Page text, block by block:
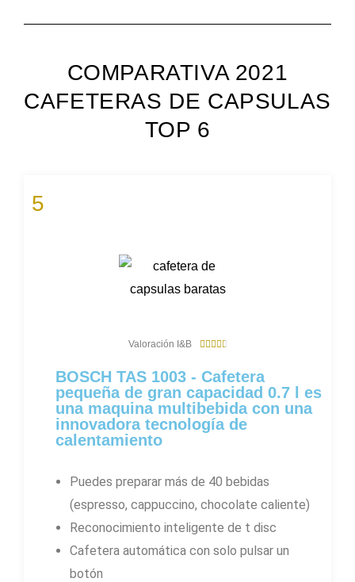
COMPARATIVA 2021
CAFETERAS DE CAPSULAS
TOP 6
5
Valoración I&B 
6
/
5
BOSCH TAS 1003 - Cafetera
pequeña de gran capacidad 0.7 l es
una maquina multibebida con una
innovadora tecnología de
calentamiento
Puedes preparar más de 40 bebidas
(espresso, cappuccino, chocolate caliente)
Reconocimiento inteligente de t disc
Cafetera automática con solo pulsar un
botón